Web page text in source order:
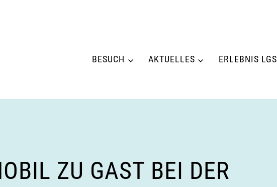
BESUCH AKTUELLES ERLEBNIS LGS
ZU GAST BEI DER